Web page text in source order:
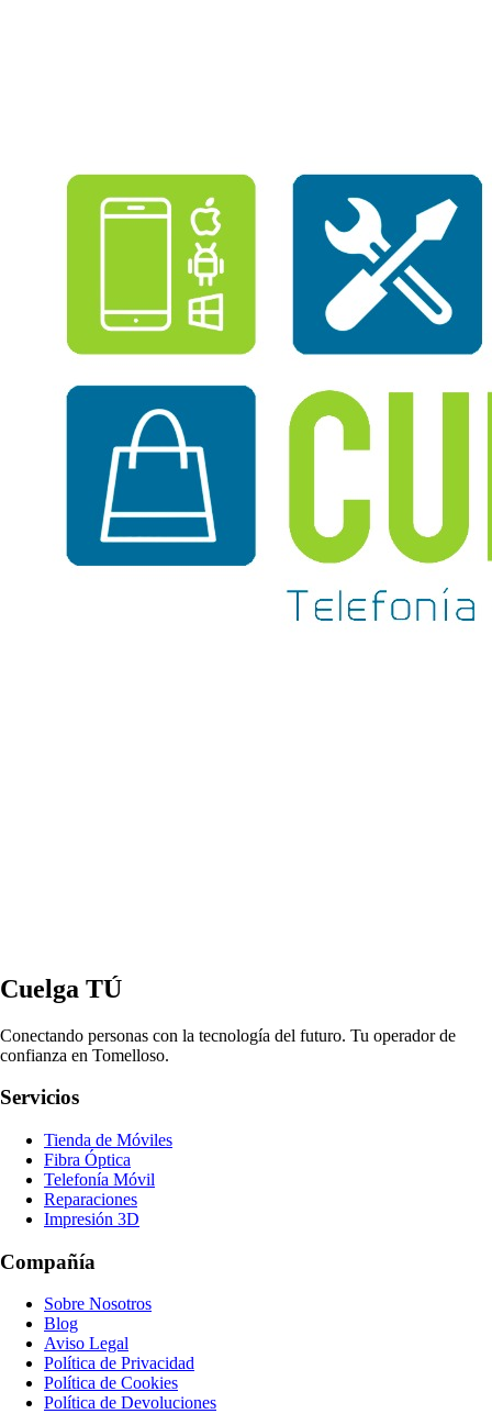
Cuelga TÚ
Conectando personas con la tecnología del futuro. Tu operador de
confianza en Tomelloso.
Servicios
Tienda de Móviles
Fibra Óptica
Telefonía Móvil
Reparaciones
Impresión 3D
Compañía
Sobre Nosotros
Blog
Aviso Legal
Política de Privacidad
Política de Cookies
Política de Devoluciones